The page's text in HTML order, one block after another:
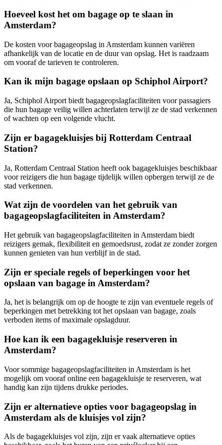
Hoeveel kost het om bagage op te slaan in
Amsterdam?
De kosten voor bagageopslag in Amsterdam kunnen variëren
afhankelijk van de locatie en de duur van opslag. Het is raadzaam
om vooraf de tarieven te controleren.
Kan ik mijn bagage opslaan op Schiphol Airport?
Ja, Schiphol Airport biedt bagageopslagfaciliteiten voor passagiers
die hun bagage veilig willen achterlaten terwijl ze de stad verkennen
of wachten op een volgende vlucht.
Zijn er bagagekluisjes bij Rotterdam Centraal
Station?
Ja, Rotterdam Centraal Station heeft ook bagagekluisjes beschikbaar
voor reizigers die hun bagage tijdelijk willen opbergen terwijl ze de
stad verkennen.
Wat zijn de voordelen van het gebruik van
bagageopslagfaciliteiten in Amsterdam?
Het gebruik van bagageopslagfaciliteiten in Amsterdam biedt
reizigers gemak, flexibiliteit en gemoedsrust, zodat ze zonder zorgen
kunnen genieten van hun verblijf in de stad.
Zijn er speciale regels of beperkingen voor het
opslaan van bagage in Amsterdam?
Ja, het is belangrijk om op de hoogte te zijn van eventuele regels of
beperkingen met betrekking tot het opslaan van bagage, zoals
verboden items of maximale opslagduur.
Hoe kan ik een bagagekluisje reserveren in
Amsterdam?
Voor sommige bagageopslagfaciliteiten in Amsterdam is het
mogelijk om vooraf online een bagagekluisje te reserveren, wat
handig kan zijn tijdens drukke periodes.
Zijn er alternatieve opties voor bagageopslag in
Amsterdam als de kluisjes vol zijn?
Als de bagagekluisjes vol zijn, zijn er vaak alternatieve opties